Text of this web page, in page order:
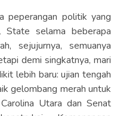
peperangan politik yang
selama beberapa
sejujurnya, semuanya
demi singkatnya, mari
lebih baru: ujian tengah
gelombang merah untuk
Utara dan Senat